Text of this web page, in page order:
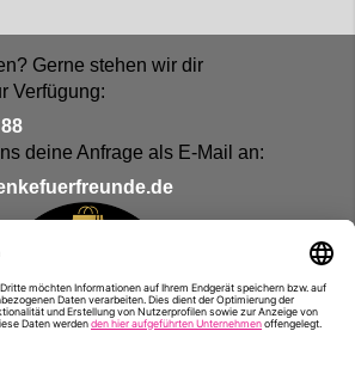
Gerne stehen wir dir
Verfügung:
deine Anfrage als E-Mail an: